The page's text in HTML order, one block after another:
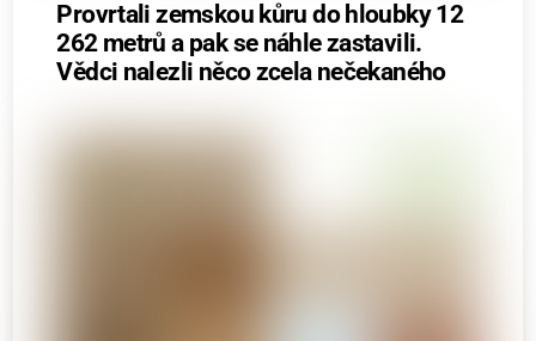
Provrtali zemskou kůru do hloubky 12
262 metrů a pak se náhle zastavili.
Vědci nalezli něco zcela nečekaného